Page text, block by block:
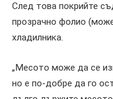
След това покрийте
прозрачно фолио
хладилника.
„Месото може да се
но е по-добре да го